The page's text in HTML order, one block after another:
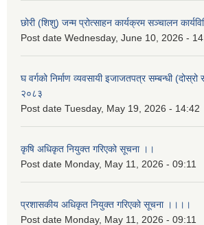
छोरी (शिशु) जन्म प्रोत्साहन कार्यक्रम सञ्चालन
Post date Wednesday, June 10, 2026 -
घ वर्गको निर्माण व्यवसायी इजाजतपत्र सम्बन्धी (दोस्रो
२०८३
Post date Tuesday, May 19, 2026 - 14:42
कृषि अधिकृत नियुक्त गरिएको सूचना ।।
Post date Monday, May 11, 2026 - 09:11
प्रशासकीय अधिकृत नियुक्त गरिएको सूचना ।।।।
Post date Monday, May 11, 2026 - 09:11